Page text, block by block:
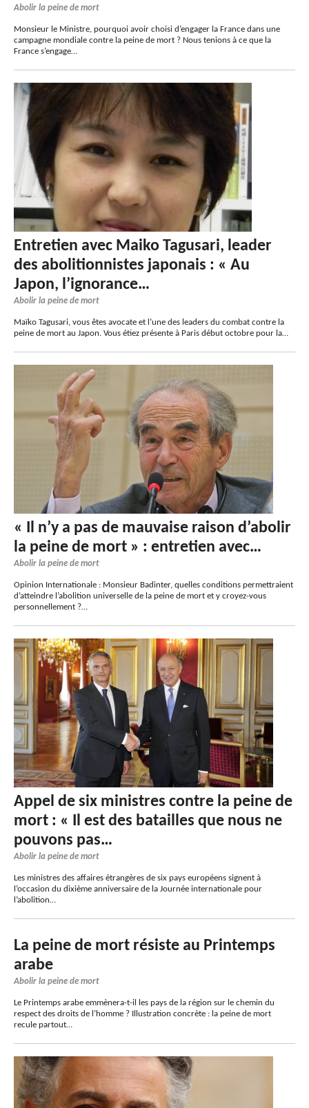
Abolir la peine de mort
Monsieur le Ministre, pourquoi avoir choisi d’engager la France dans une
campagne mondiale contre la peine de mort ? Nous tenions à ce que la
France s’engage…
Entretien avec Maiko Tagusari, leader
des abolitionnistes japonais : « Au
Japon, l’ignorance…
Abolir la peine de mort
Maïko Tagusari, vous êtes avocate et l’une des leaders du combat contre la
peine de mort au Japon. Vous étiez présente à Paris début octobre pour la…
« Il n’y a pas de mauvaise raison d’abolir
la peine de mort » : entretien avec…
Abolir la peine de mort
Opinion Internationale : Monsieur Badinter, quelles conditions permettraient
d’atteindre l’abolition universelle de la peine de mort et y croyez-vous
personnellement ?…
Appel de six ministres contre la peine de
mort : « Il est des batailles que nous ne
pouvons pas…
Abolir la peine de mort
Les ministres des affaires étrangères de six pays européens signent à
l’occasion du dixième anniversaire de la Journée internationale pour
l’abolition…
La peine de mort résiste au Printemps
arabe
Abolir la peine de mort
Le Printemps arabe emmènera-t-il les pays de la région sur le chemin du
respect des droits de l’homme ? Illustration concrète : la peine de mort
recule partout…